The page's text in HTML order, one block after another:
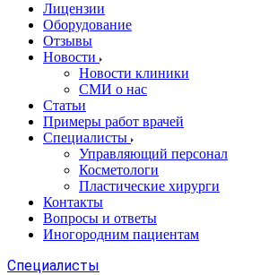
Лицензии
Оборудование
Отзывы
Новости
Новости клиники
СМИ о нас
Статьи
Примеры работ врачей
Специалисты
Управляющий персонал
Косметологи
Пластические хирурги
Контакты
Вопросы и ответы
Иногородним пациентам
Специалисты